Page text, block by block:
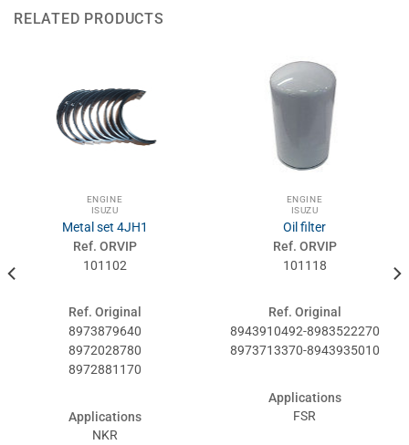
RELATED PRODUCTS
ENGINE
ISUZU
Metal set 4JH1
Ref. ORVIP
101102
Ref. Original
8973879640
8972028780
8972881170
Applications
NKR
ENGINE
ISUZU
Oil filter
Ref. ORVIP
101118
Ref. Original
8943910492-8983522270
8973713370-8943935010
Applications
FSR